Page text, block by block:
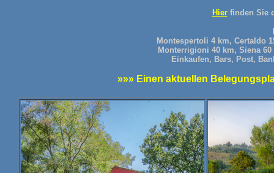
Hierfinden Sie
Montespertoli 4 km, Certaldo
Monterrigioni 40 km, Siena
Einkaufen, Bars, Post,
»»» Einen aktuellen